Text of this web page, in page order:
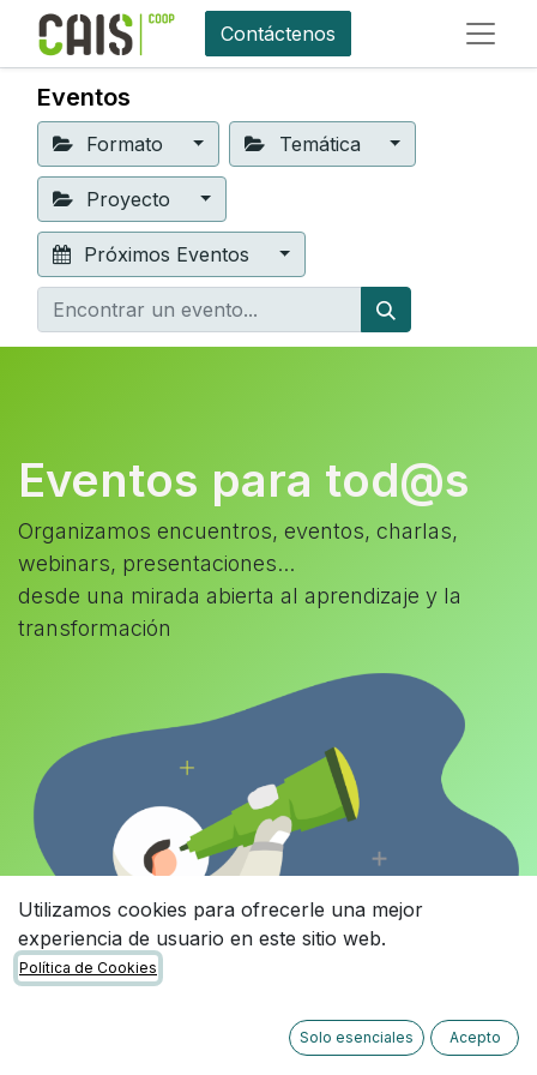
Contáctenos
Eventos
Formato Temática
Proyecto
Próximos Eventos
Eventos para tod@s
Organizamos encuentros, eventos, charlas,
webinars, presentaciones...
desde una mirada abierta al aprendizaje y la
transformación
Utilizamos cookies para ofrecerle una mejor
experiencia de usuario en este sitio web.
Política de Cookies
Solo esenciales Acepto